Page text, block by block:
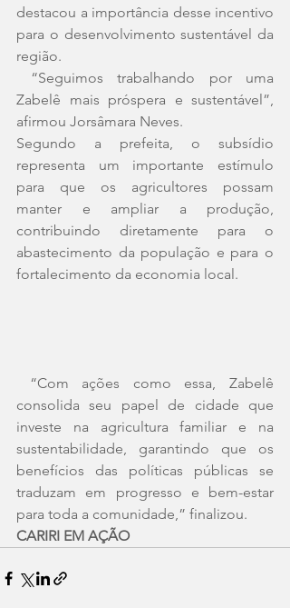
destacou a importância desse incentivo
para o desenvolvimento sustentável da
região.
“Seguimos trabalhando por uma
Zabelê mais próspera e sustentável”,
afirmou Jorsâmara Neves.
Segundo a prefeita, o subsídio
representa um importante estímulo
para que os agricultores possam
manter e ampliar a produção,
contribuindo diretamente para o
abastecimento da população e para o
fortalecimento da economia local.
“Com ações como essa, Zabelê
consolida seu papel de cidade que
investe na agricultura familiar e na
sustentabilidade, garantindo que os
benefícios das políticas públicas se
traduzam em progresso e bem-estar
para toda a comunidade,” finalizou.
CARIRI EM AÇÃO